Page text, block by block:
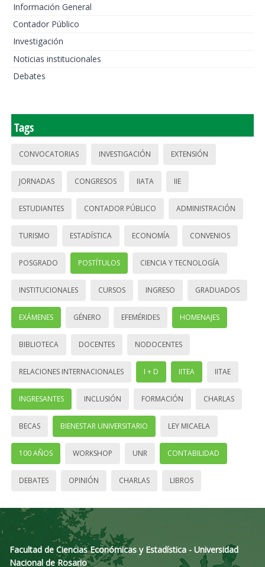
Información General
Contador Público
Investigación
Noticias institucionales
Debates
Tags
CONVOCATORIAS INVESTIGACIÓN EXTENSIÓN
JORNADAS CONGRESOS IIATA IIE
ESTUDIANTES CONTADOR PÚBLICO ADMINISTRACIÓN
TURISMO ESTADÍSTICA ECONOMÍA CONVENIOS
POSGRADO POSTÍTULOS CIENCIA Y TECNOLOGÍA
INSTITUCIONALES CURSOS INGRESO GRADUADOS
EXÁMENES GÉNERO EFEMÉRIDES HOMENAJES
BIBLIOTECA DOCENTES NODOCENTES
RELACIONES INTERNACIONALES I + D IITEA IITAE
INGRESANTES INCLUSIÓN FORMACIÓN CHARLAS
BECAS BIENESTAR UNIVERSITARIO LEY MICAELA
100 AÑOS WORKSHOP UNR CONTABILIDAD
DEBATES OPINIÓN CHARLAS LIBROS
Facultad de Ciencias Económicas y Estadística - Universidad
Nacional de Rosario